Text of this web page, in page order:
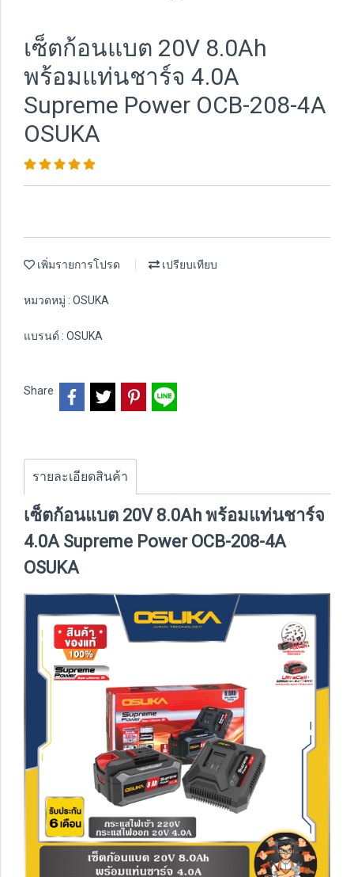
เซ็ตก้อนแบต 20V 8.0Ah
พร้อมแท่นชาร์จ 4.0A
Supreme Power OCB-208-4A
OSUKA
เพิ่มรายการโปรด เปรียบเทียบ
หมวดหมู่ : OSUKA
แบรนด์ : OSUKA
Share
รายละเอียดสินค้า
เซ็ตก้อนแบต 20V 8.0Ah พร้อมแท่นชาร์จ
4.0A Supreme Power OCB-208-4A
OSUKA